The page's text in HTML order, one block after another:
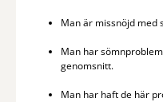
Man är missnöjd med
Man har
genomsnitt.
Man har haft de här